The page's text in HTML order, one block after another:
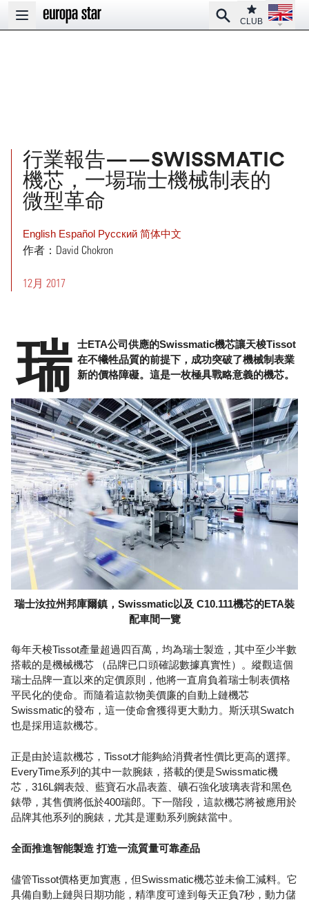
Open main menu
SearchClub
CLUB
Open
行業報告——SWISSMATIC
機芯，一場瑞士機械制表的
微型革命
English Español Pусский 简体中文
作者：David Chokron
12月 2017
瑞 士ETA公司供應的Swissmatic機芯讓天梭Tissot
在不犧牲品質的前提下，成功突破了機械制表業
新的價格障礙。這是一枚極具戰略意義的機芯。
瑞士汝拉州邦庫爾鎮，Swissmatic以及 C10.111機芯的ETA裝
配車間一覽
每年天梭Tissot產量超過四百萬，均為瑞士製造，其中至少半數
搭載的是機械機芯 （品牌已口頭確認數據真實性）。縱觀這個
瑞士品牌一直以來的定價原則，他將一直肩負着瑞士制表價格
平民化的使命。而隨着這款物美價廉的自動上鏈機芯
Swissmatic的發布，這一使命會獲得更大動力。斯沃琪Swatch
也是採用這款機芯。
正是由於這款機芯，Tissot才能夠給消費者性價比更高的選擇。
EveryTime系列的其中一款腕錶，搭載的便是Swissmatic機
芯，316L鋼表殼、藍寶石水晶表蓋、礦石強化玻璃表背和黑色
錶帶，其售價將低於400瑞郎。下一階段，這款機芯將被應用於
品牌其他系列的腕錶，尤其是運動系列腕錶當中。
全面推進智能製造 打造一流質量可靠產品
儘管Tissot價格更加實惠，但Swissmatic機芯並未偷工減料。它
具備自動上鏈與日期功能，精準度可達到每天正負7秒，動力儲